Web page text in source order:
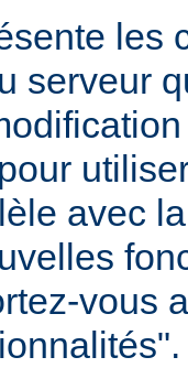
les
serveur
avec
vous